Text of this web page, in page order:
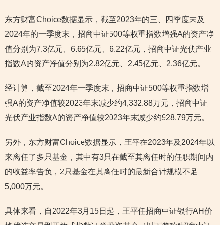
东方财富Choice数据显示，截至2023年的三、四季度末及
2024年的一季度末，招商中证500等权重指数增强A的资产净
值分别为7.3亿元、6.65亿元、6.22亿元，招商中证光伏产业
指数A的资产净值分别为2.82亿元、2.45亿元、2.36亿元。
经计算，截至2024年一季度末，招商中证500等权重指数增
强A的资产净值较2023年末减少约4,332.88万元，招商中证
光伏产业指数A的资产净值较2023年末减少约928.79万元。
另外，东方财富Choice数据显示，王平在2023年及2024年以
来离任了多只基金，其中有3只在截至其离任时的任职期间内
的收益率告负，2只基金在其离任时的最新合计规模不足
5,000万元。
具体来看，自2022年3月15日起，王平任招商中证银行AH价